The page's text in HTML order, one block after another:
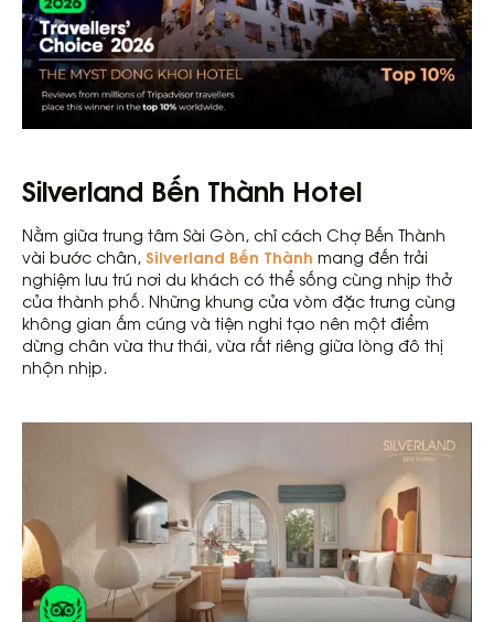
Silverland Bến Thành Hotel
Nằm giữa trung tâm Sài Gòn, chỉ cách Chợ Bến Thành
vài bước chân, Silverland Bến Thành mang đến trải
nghiệm lưu trú nơi du khách có thể sống cùng nhịp thở
của thành phố. Những khung cửa vòm đặc trưng cùng
không gian ấm cúng và tiện nghi tạo nên một điểm
dừng chân vừa thư thái, vừa rất riêng giữa lòng đô thị
nhộn nhịp.